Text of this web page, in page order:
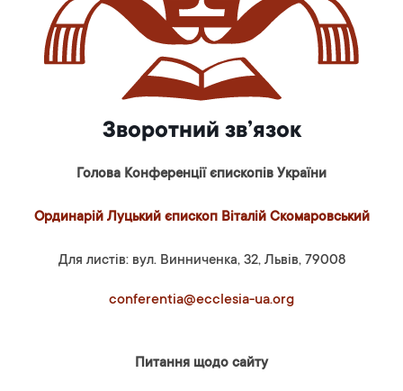
Зворотний зв’язок
Голова Конференції єпископів України
Ординарій Луцький єпископ Віталій Скомаровський
Для листів: вул. Винниченка, 32, Львів, 79008
conferentia@ecclesia-ua.org
Питання щодо сайту